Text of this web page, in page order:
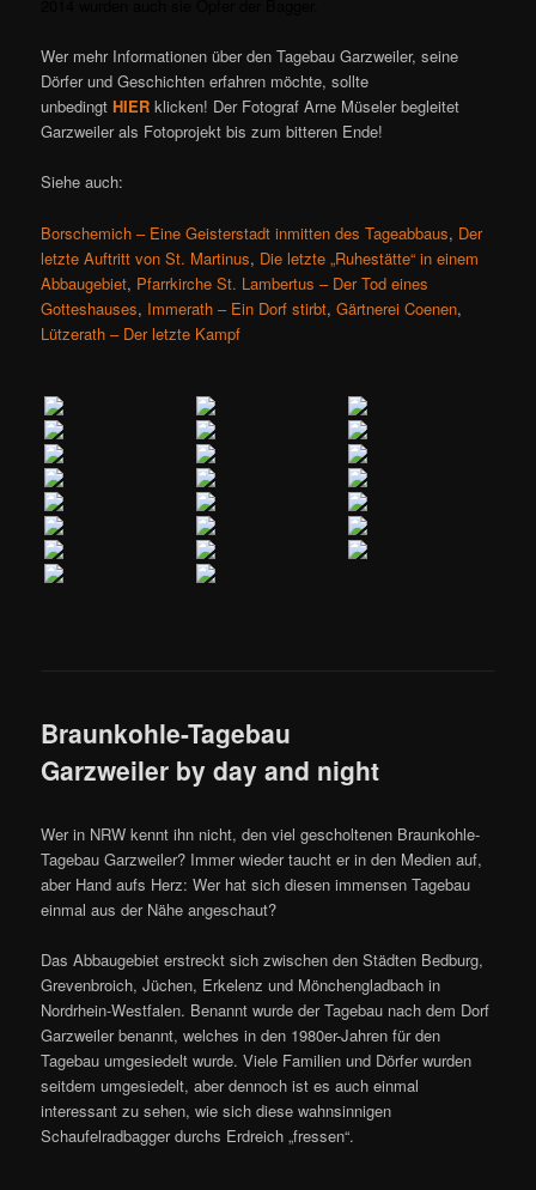
Wer mehr Informationen über den Tagebau Garzweiler, seine
Dörfer und Geschichten erfahren möchte, sollte
unbedingtHIER klicken! Der Fotograf Arne Müseler begleitet
Garzweiler als Fotoprojekt bis zum bitteren Ende!
Siehe auch:
Borschemich – Eine Geisterstadt inmitten des Tageabbaus, Der
letzte Auftritt von St. Martinus, Die letzte „Ruhestätte“ in einem
Abbaugebiet, Pfarrkirche St. Lambertus – Der Tod eines
Gotteshauses, Immerath – Ein Dorf stirbt,Gärtnerei Coenen,
Lützerath – Der letzte Kampf
Braunkohle-Tagebau
Garzweiler by day and night
Wer in NRW kennt ihn nicht, den viel gescholtenen Braunkohle-
Tagebau Garzweiler? Immer wieder taucht er in den Medien auf,
aber Hand aufs Herz: Wer hat sich diesen immensen Tagebau
einmal aus der Nähe angeschaut?
Das Abbaugebiet erstreckt sich zwischen den Städten Bedburg,
Grevenbroich, Jüchen, Erkelenz und Mönchengladbach in
Nordrhein-Westfalen. Benannt wurde der Tagebau nach dem Dorf
Garzweiler benannt, welches in den 1980er-Jahren für den
Tagebau umgesiedelt wurde. Viele Familien und Dörfer wurden
seitdem umgesiedelt, aber dennoch ist es auch einmal
interessant zu sehen, wie sich diese wahnsinnigen
Schaufelradbagger durchs Erdreich „fressen“.